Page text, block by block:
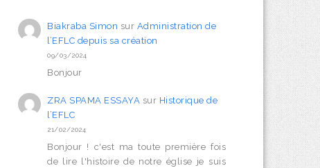
Biakraba Simon sur Administration de
l’EFLC depuis sa création
09/03/2024
Bonjour
ZRA SPAMA ESSAYA sur Historique de
l’EFLC
21/02/2024
Bonjour ! c'est ma toute première fois
de lire l'histoire de notre église je suis